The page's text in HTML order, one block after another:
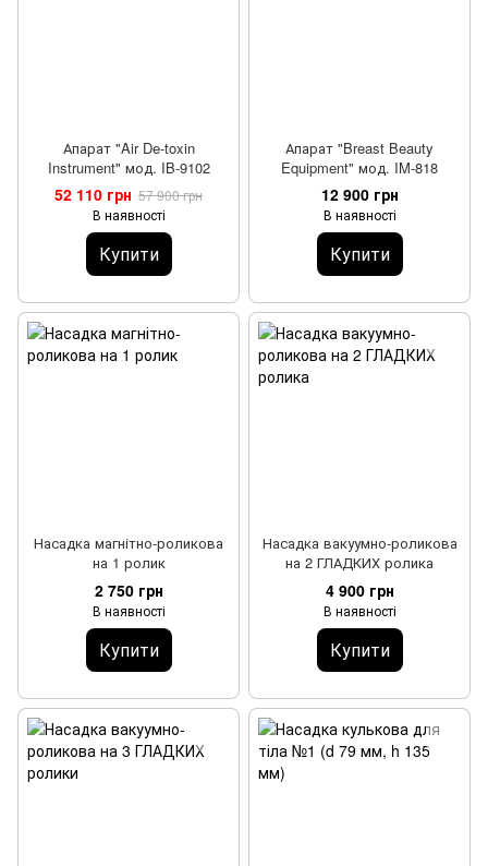
Апарат "Air De-toxin
Instrument" мод. IB-9102
52 110 грн 57 900 грн
В наявності
Купити
Апарат "Breast Beauty
Equipment" мод. IM-818
12 900 грн
В наявності
Купити
Насадка магнітно-роликова
на 1 ролик
2 750 грн
В наявності
Купити
Насадка вакуумно-роликова
на 2 ГЛАДКИХ ролика
4 900 грн
В наявності
Купити